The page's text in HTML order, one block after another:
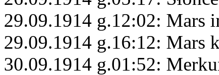
29.09.1914 g.12:02: Mars
29.09.1914 g.16:12: Mars
30.09.1914 g.01:52: